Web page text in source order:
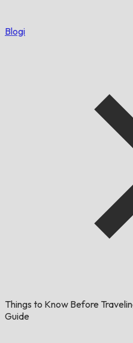
Blogi
Things to Know Before
Guide